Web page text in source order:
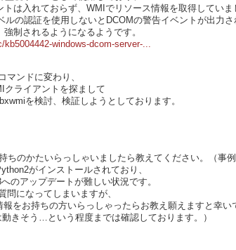
は入れておらず、WMIでリソース情報を取得していま
ルの認証を使用しないとDCOMの警告イベントが出力さ
制されるようになるようです。
windows-dcom-server-...
マンドに変わり、
クライアントを探まして
を検討、検証しようとしております。
ちのかたいらっしゃいましたら教えてください。（事
がインストールされており、
のアップデートが難しい状況です。
になってしまいますが、
をお持ちの方いらっしゃったらお教え願えますと幸い
きそう…という程度までは確認しております。）